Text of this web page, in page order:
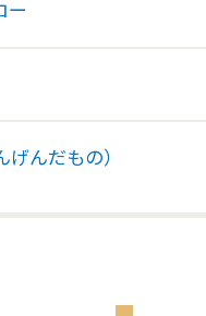
ー
んだもの）